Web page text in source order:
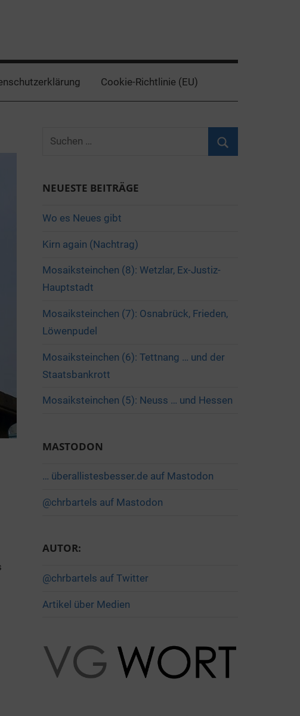
Cookie-Richtlinie (EU)
Suchen
NEUESTE BEITRÄGE
Wo es Neues gibt
Kirn again (Nachtrag)
Mosaiksteinchen (8): Wetzlar, Ex-Justiz-
Hauptstadt
Mosaiksteinchen (7): Osnabrück, Frieden,
Löwenpudel
Mosaiksteinchen (6): Tettnang … und der
Staatsbankrott
Mosaiksteinchen (5): Neuss … und Hessen
MASTODON
… überallistesbesser.de auf Mastodon
@chrbartels auf Mastodon
AUTOR:
@chrbartels auf Twitter
Artikel über Medien